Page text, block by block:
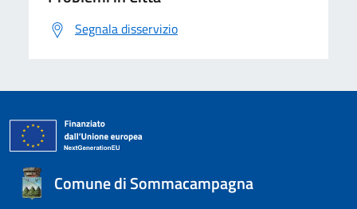
Segnala disservizio
Comune di Sommacampagna